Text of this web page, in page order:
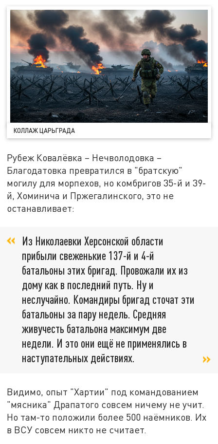
КОЛЛАЖ ЦАРЬГРАДА
Рубеж Ковалёвка – Нечволодовка –
Благодатовка превратился в "братскую"
могилу для морпехов, но комбригов 35-й и 39-
й, Хоминича и Пржегалинского, это не
останавливает:
Из Николаевки Херсонской области
прибыли свеженькие 137-й и 4-й
батальоны этих бригад. Провожали их из
дому как в последний путь. Ну и
неслучайно. Командиры бригад сточат эти
батальоны за пару недель. Средняя
живучесть батальона максимум две
недели. И это они ещё не применялись в
наступательных действиях.
Видимо, опыт "Хартии" под командованием
"мясника" Драпатого совсем ничему не учит.
Но там-то положили более 500 наёмников. Их
в ВСУ совсем никто не считает.